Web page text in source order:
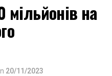
мільйонів на
20/11/2023